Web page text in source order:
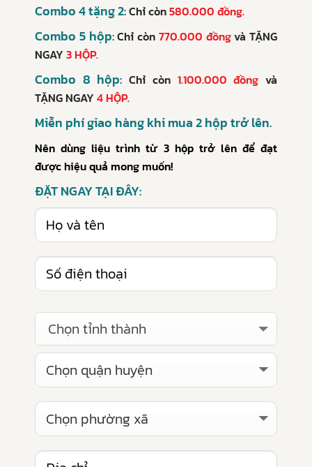
Combo 4 tặng 2:Chỉ còn580.000 đồng.
Combo 5 hộp:Chỉ còn 770.000 đồngvà TẶNG
NGAY 3 HỘP.
Combo 8 hộp: Chỉ còn1.100.000 đồngvà
TẶNG NGAY 4 HỘP.
Miễn phí giao hàng khi mua 2 hộp trở lên.
Nên dùng liệu trình từ 3 hộp trở lên để đạt
được hiệu quả mong muốn!
ĐẶT NGAY TẠI ĐÂY:
Chọn tỉnh thành